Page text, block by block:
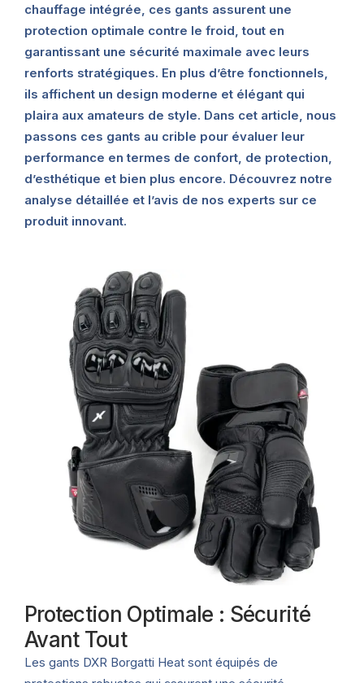
chauffage intégrée, ces gants assurent une
protection optimale contre le froid, tout en
garantissant une sécurité maximale avec leurs
renforts stratégiques. En plus d’être fonctionnels,
ils affichent un design moderne et élégant qui
plaira aux amateurs de style. Dans cet article, nous
passons ces gants au crible pour évaluer leur
performance en termes de confort, de protection,
d’esthétique et bien plus encore. Découvrez notre
analyse détaillée et l’avis de nos experts sur ce
produit innovant.
Protection Optimale : Sécurité
Avant Tout
Les gants DXR Borgatti Heat sont équipés de